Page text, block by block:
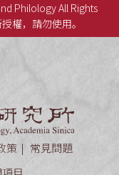
Philology All Rights
權，請勿使用。
策
常見問題